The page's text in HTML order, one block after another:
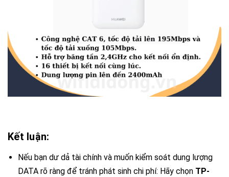
Kết luận:
Nếu bạn dư dả tài chính và muốn kiểm soát dung lượng
DATA rõ ràng để tránh phát sinh chi phí: Hãy chọn TP-